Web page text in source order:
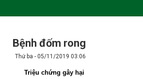
Bệnh đốm rong
Thứ ba - 05/11/2019 03:06
Triệu chứng gây hại